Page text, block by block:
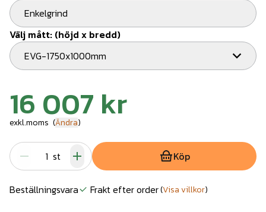
Enkelgrind
Välj mått: (höjd x bredd)
EVG-1750x1000mm
16 007 kr
exkl.moms (Ändra)
st Köp
Beställningsvara Frakt efter order(Visa villkor)